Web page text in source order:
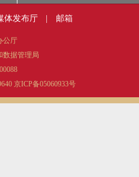
体发布厅 邮箱
公厅
数据管理局
京ICP备05060933号